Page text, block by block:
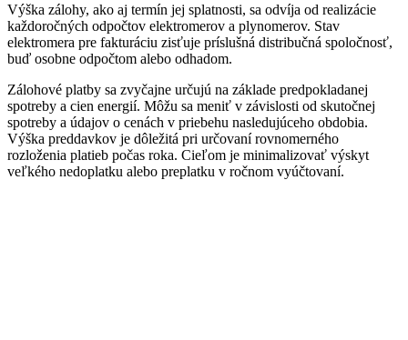
Výška zálohy, ako aj termín jej splatnosti, sa odvíja od realizácie
každoročných odpočtov elektromerov a plynomerov. Stav
elektromera pre fakturáciu zisťuje príslušná distribučná spoločnosť,
buď osobne odpočtom alebo odhadom.
Zálohové platby sa zvyčajne určujú na základe predpokladanej
spotreby a cien energií. Môžu sa meniť v závislosti od skutočnej
spotreby a údajov o cenách v priebehu nasledujúceho obdobia.
Výška preddavkov je dôležitá pri určovaní rovnomerného
rozloženia platieb počas roka. Cieľom je minimalizovať výskyt
veľkého nedoplatku alebo preplatku v ročnom vyúčtovaní.